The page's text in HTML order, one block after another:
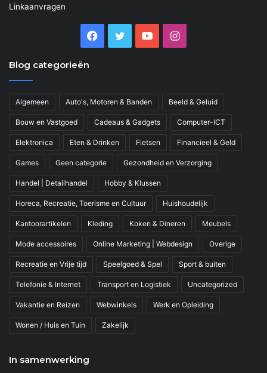
Linkaanvragen
Facebook
Twitter YouTubeInstagram
Blog categorieën
Algemeen Auto's, Motoren & Banden Beeld & Geluid
Bouw en Vastgoed Cadeaus & Gadgets Computer-ICT
Elektronica Eten & Drinken Fietsen Financieel & Geld
Games Geen categorie Gezondheid en Verzorging
Handel | Detailhandel Hobby & Klussen
Horeca, Recreatie, Toerisme en Cultuur Huishoudelijk
Kantoorartikelen Kleding Koken & Dineren Meubels
Mode accessoires Online Marketing | Webdesign Overige
Recreatie en Vrije tijd Speelgoed & Spel Sport & buiten
Telefonie & Internet Transport en Logistiek Uncategorized
Vakantie en Reizen Webwinkels Werk en Opleiding
Wonen / Huis en Tuin Zakelijk
In samenwerking